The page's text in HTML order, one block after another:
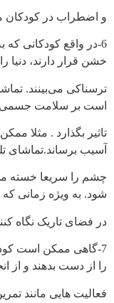
و اضطراب در کودکان
6-در واقع کودکانی
خشن قرار دارند، دنیا
ترسناکی می‌بینند.
است بر سلامت
تاثیر بگذارد . مثلا
آسیب برساند.تماشای
چشم را سریعا خسته
شود. به ویژه زمانی که
در فضای تاریک نگاه
7-گاهی ممکن است
را از دست بدهند و از
فعالیت هایی مانند